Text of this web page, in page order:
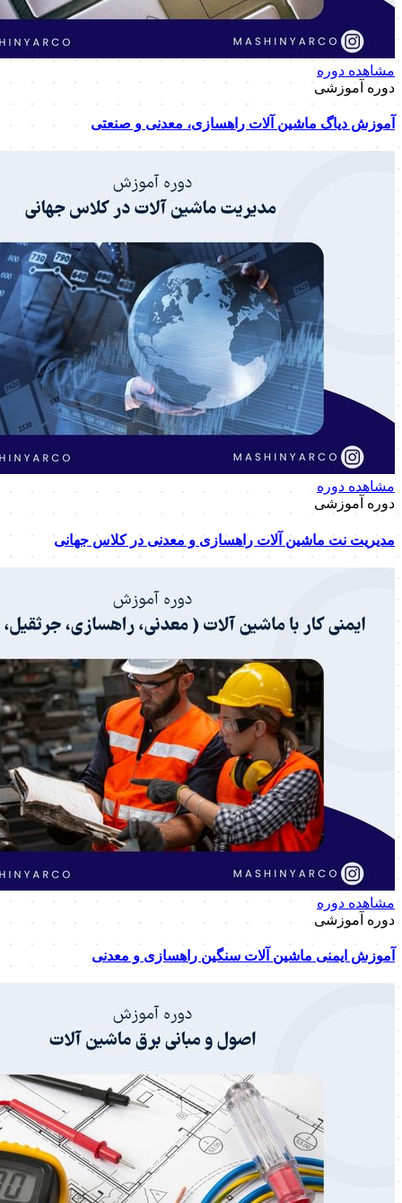
مشاهده دوره
دوره آموزشی
آموزش دیاگ ماشین آلات راهسازی، معدنی و صنعتی
مشاهده دوره
دوره آموزشی
مدیریت نت ماشین آلات راهسازی و معدنی در کلاس جهانی
مشاهده دوره
دوره آموزشی
آموزش ایمنی ماشین آلات سنگین راهسازی و معدنی